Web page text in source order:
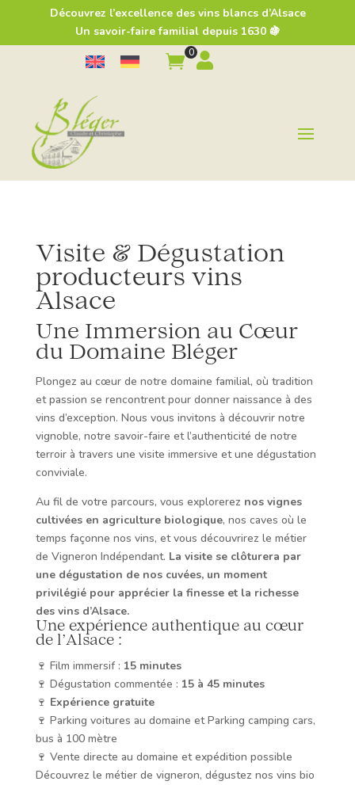
Découvrez l’excellence des vins blancs d’Alsace
Un savoir-faire familial depuis 1630 🍇
0
 
Visite & Dégustation
producteurs vins
Alsace
Une Immersion au Cœur
du Domaine Bléger
Plongez au cœur de notre domaine familial, où tradition
et passion se rencontrent pour donner naissance à des
vins d’exception. Nous vous invitons à découvrir notre
vignoble, notre savoir-faire et l’authenticité de notre
terroir à travers une visite immersive et une dégustation
conviviale.
Au fil de votre parcours, vous explorerez nos vignes
cultivées en agriculture biologique, nos caves où le
temps façonne nos vins, et vous découvrirez le métier
de Vigneron Indépendant. La visite se clôturera par
une dégustation de nos cuvées, un moment
privilégié pour apprécier la finesse et la richesse
des vins d’Alsace.
Une expérience authentique au cœur
de l’Alsace :
🍷 Film immersif : 15 minutes
🍷 Dégustation commentée : 15 à 45 minutes
🍷 Expérience gratuite
🍷 Parking voitures au domaine et Parking camping cars,
bus à 100 mètre
🍷 Vente directe au domaine et expédition possible
Découvrez le métier de vigneron, dégustez nos vins bio